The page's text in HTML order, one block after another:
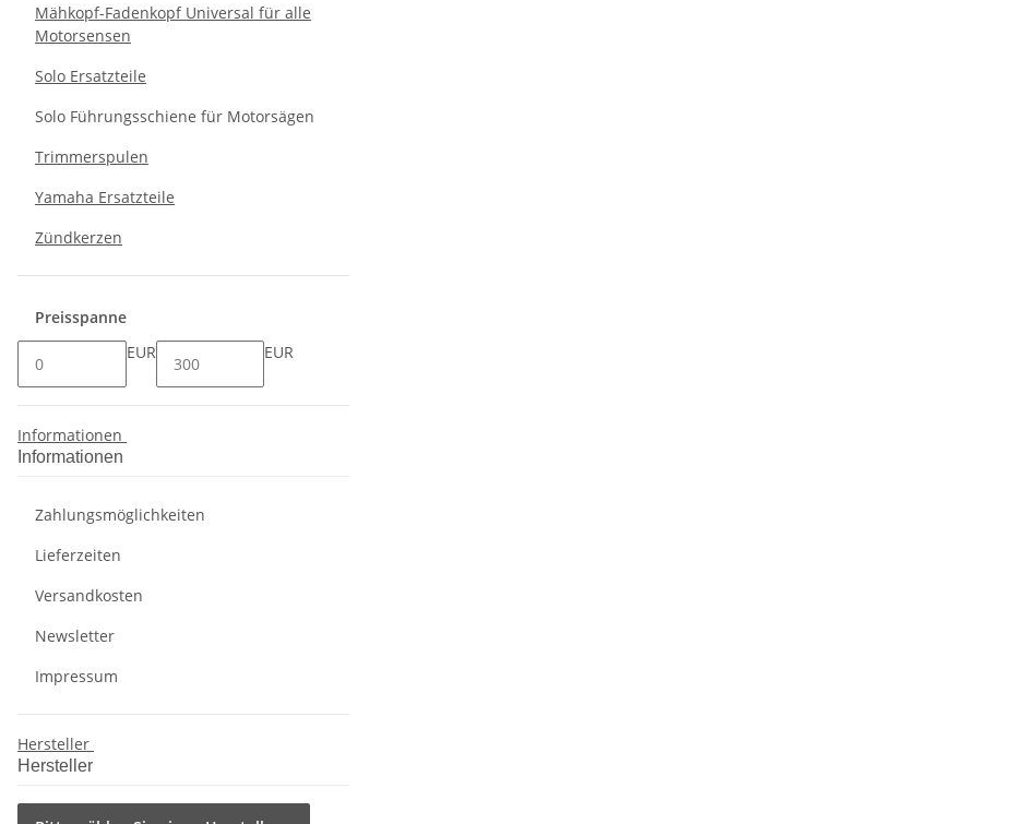
Mähkopf-Fadenkopf Universal für alle
Motorsensen
Solo Ersatzteile
Solo Führungsschiene für Motorsägen
Trimmerspulen
Yamaha Ersatzteile
Zündkerzen
Preisspanne
EUR
EUR
Informationen
Informationen
Zahlungsmöglichkeiten
Lieferzeiten
Versandkosten
Newsletter
Impressum
Hersteller
Hersteller